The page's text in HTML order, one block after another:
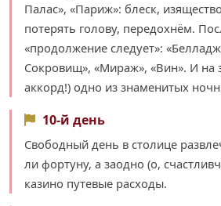
Палас», «Париж»: блеск,
потерять голову, передохнём.
«продолжение следует»:
Сокровищ», «Мираж», «Вин». И на
аккорд!) одно из знаменитых
10-й день
Свободный день в столице
ли фортуну, а заодно (о,
казино путевые расходы.